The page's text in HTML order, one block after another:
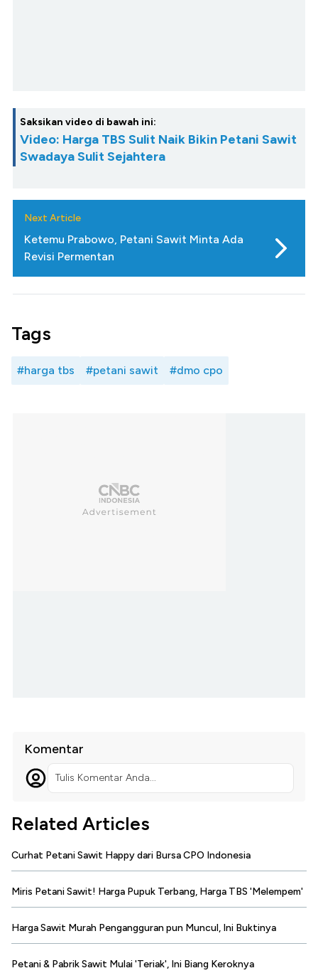
Saksikan video di bawah ini:
Video: Harga TBS Sulit Naik Bikin Petani Sawit
Swadaya Sulit Sejahtera
Next Article
Ketemu Prabowo, Petani Sawit Minta Ada
Revisi Permentan
Tags
#harga tbs #petani sawit #dmo cpo
Komentar
Tulis Komentar Anda...
Related Articles
Curhat Petani Sawit Happy dari Bursa CPO Indonesia
Miris Petani Sawit! Harga Pupuk Terbang, Harga TBS 'Melempem'
Harga Sawit Murah Pengangguran pun Muncul, Ini Buktinya
Petani & Pabrik Sawit Mulai 'Teriak', Ini Biang Keroknya